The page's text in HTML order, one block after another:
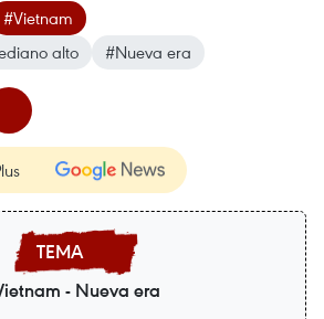
#Vietnam
alto
#Nueva era
- Nueva era